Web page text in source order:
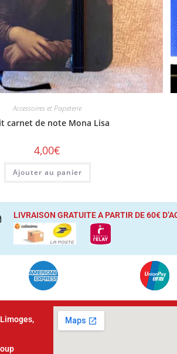
Accessoires et Papeterie
carnet de note Mona Lisa
4,00€
Ajouter au panier
LIVRAISON GRATUITE A PARTIR DE 60€